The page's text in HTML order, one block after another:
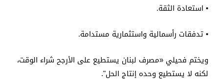
• استعادة الثقة.
• تدفقات رأسمالية واستثمارية مستدامة.
ويختم فحيلي «مصرف لبنان يستطيع على الأرجح شراء الوقت،
لكنه لا يستطيع وحده إنتاج الحل".